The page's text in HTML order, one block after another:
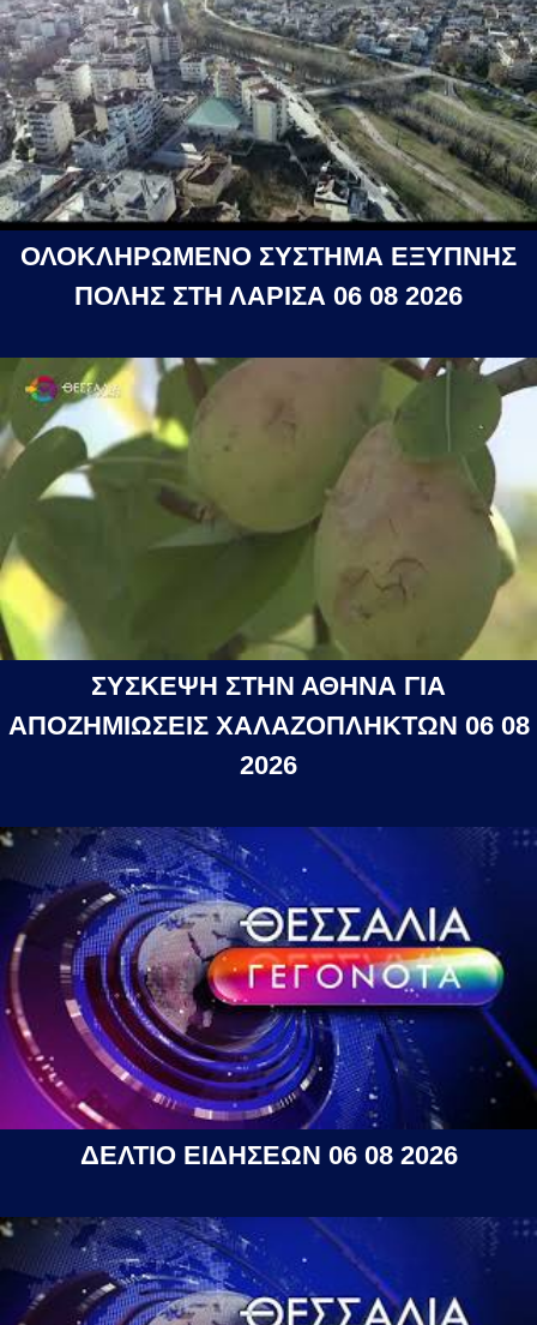
ΟΛΟΚΛΗΡΩΜΕΝΟ ΣΥΣΤΗΜΑ ΕΞΥΠΝΗΣ
ΠΟΛΗΣ ΣΤΗ ΛΑΡΙΣΑ 06 08 2026
ΣΥΣΚΕΨΗ ΣΤΗΝ ΑΘΗΝΑ ΓΙΑ
ΑΠΟΖΗΜΙΩΣΕΙΣ ΧΑΛΑΖΟΠΛΗΚΤΩΝ 06 08
2026
ΔΕΛΤΙΟ ΕΙΔΗΣΕΩΝ 06 08 2026